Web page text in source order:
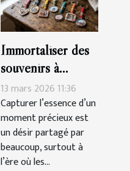
Immortaliser des
souvenirs à
travers des porte-
clés sur mesure
13 mars 2026 11:36
Capturer l’essence d’un
moment précieux est
un désir partagé par
beaucoup, surtout à
l’ère où les...